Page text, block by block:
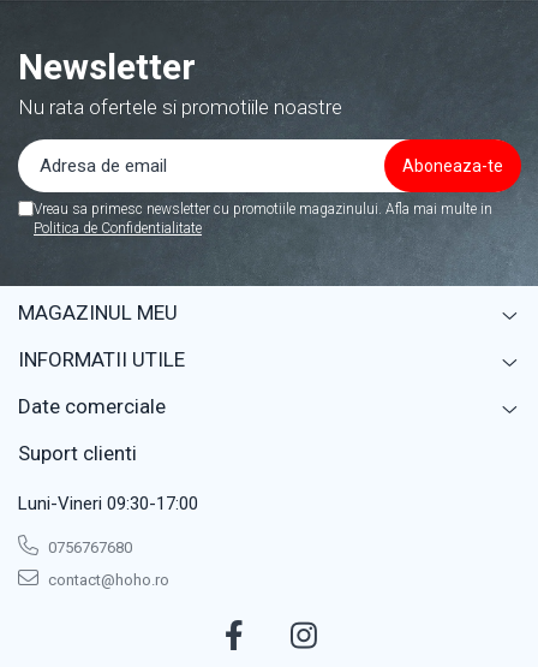
Newsletter
Nu rata ofertele si promotiile noastre
Vreau sa primesc newsletter cu promotiile magazinului. Afla mai multe in
Politica de Confidentialitate
MAGAZINUL MEU
INFORMATII UTILE
Date comerciale
Suport clienti
Luni-Vineri 09:30-17:00
0756767680
contact@hoho.ro